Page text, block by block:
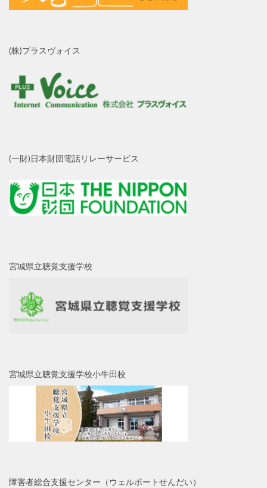
(株)プラスヴォイス
(一財)日本財団電話リレーサービス
宮城県立聴覚支援学校
宮城県立聴覚支援学校小牛田校
障害者総合支援センター（ウェルポートせんだい）